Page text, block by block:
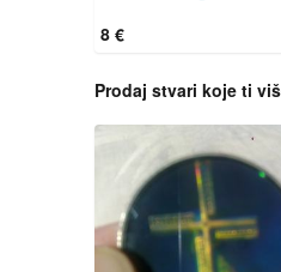
8 €
Prodaj stvari koje ti